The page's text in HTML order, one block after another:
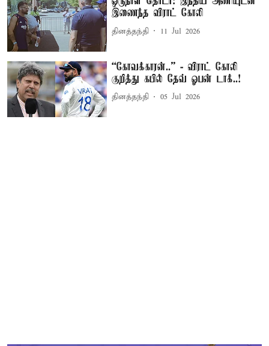
இணைந்த விராட் கோலி
தினத்தந்தி 11 Jul 2026
“கோவக்காரன்..” - விராட் கோலி
குறித்து கபில் தேவ் ஓபன் டாக்..!
தினத்தந்தி 05 Jul 2026